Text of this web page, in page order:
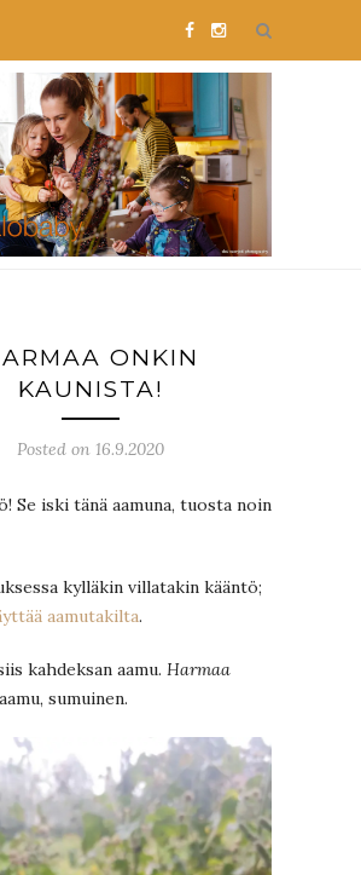
ONKIN
KAUNISTA!
Posted on 16.9.2020
Se iski tänä aamuna, tuosta noin
kylläkin villatakin kääntö;
aamutakilta.
kahdeksan aamu. Harmaa
sumuinen.